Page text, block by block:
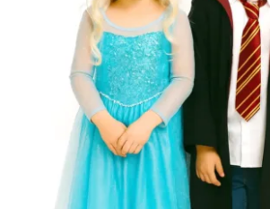
Unsere
Hier erfährst Du, was
besonders macht.
Feste &
Singen, lachen, basteln,
Eltern-ABC